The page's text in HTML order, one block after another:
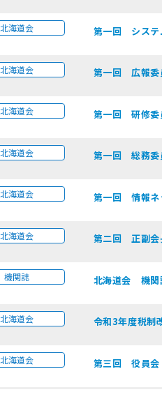
北海道会 第一回 システ
北海道会 第一回 広報
北海道会 第一回 研修
北海道会 第一回 総務
北海道会 第一回 情報ネ
北海道会 第二回 正副
機関誌 北海道会 機
北海道会 令和3年度税
北海道会 第三回 役員